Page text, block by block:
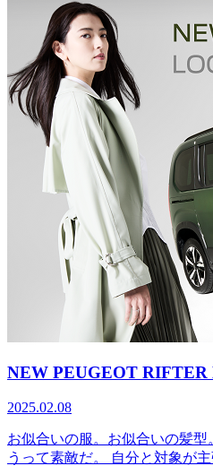
NEW PEUGEOT
2025.02.08
お似合いの服。お似合いの髪
うって素敵だ。 自分と対象が